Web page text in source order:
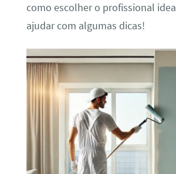
como escolher o profissional
ajudar com algumas dicas!